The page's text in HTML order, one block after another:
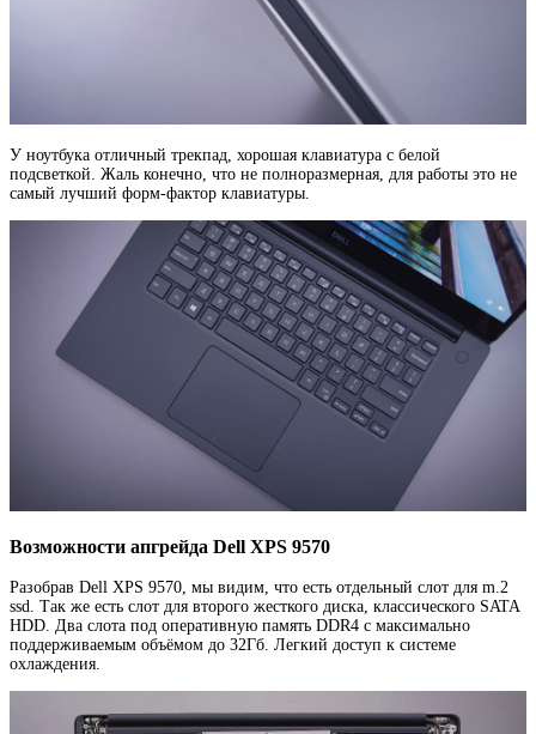
У ноутбука отличный трекпад, хорошая клавиатура с белой
подсветкой. Жаль конечно, что не полноразмерная, для работы это не
самый лучший форм-фактор клавиатуры.
Возможности апгрейда Dell XPS 9570
Разобрав Dell XPS 9570, мы видим, что есть отдельный слот для m.2
ssd. Так же есть слот для второго жесткого диска, классического SATA
HDD. Два слота под оперативную память DDR4 с максимально
поддерживаемым объёмом до 32Гб. Легкий доступ к системе
охлаждения.